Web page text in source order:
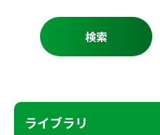
ライブラリ